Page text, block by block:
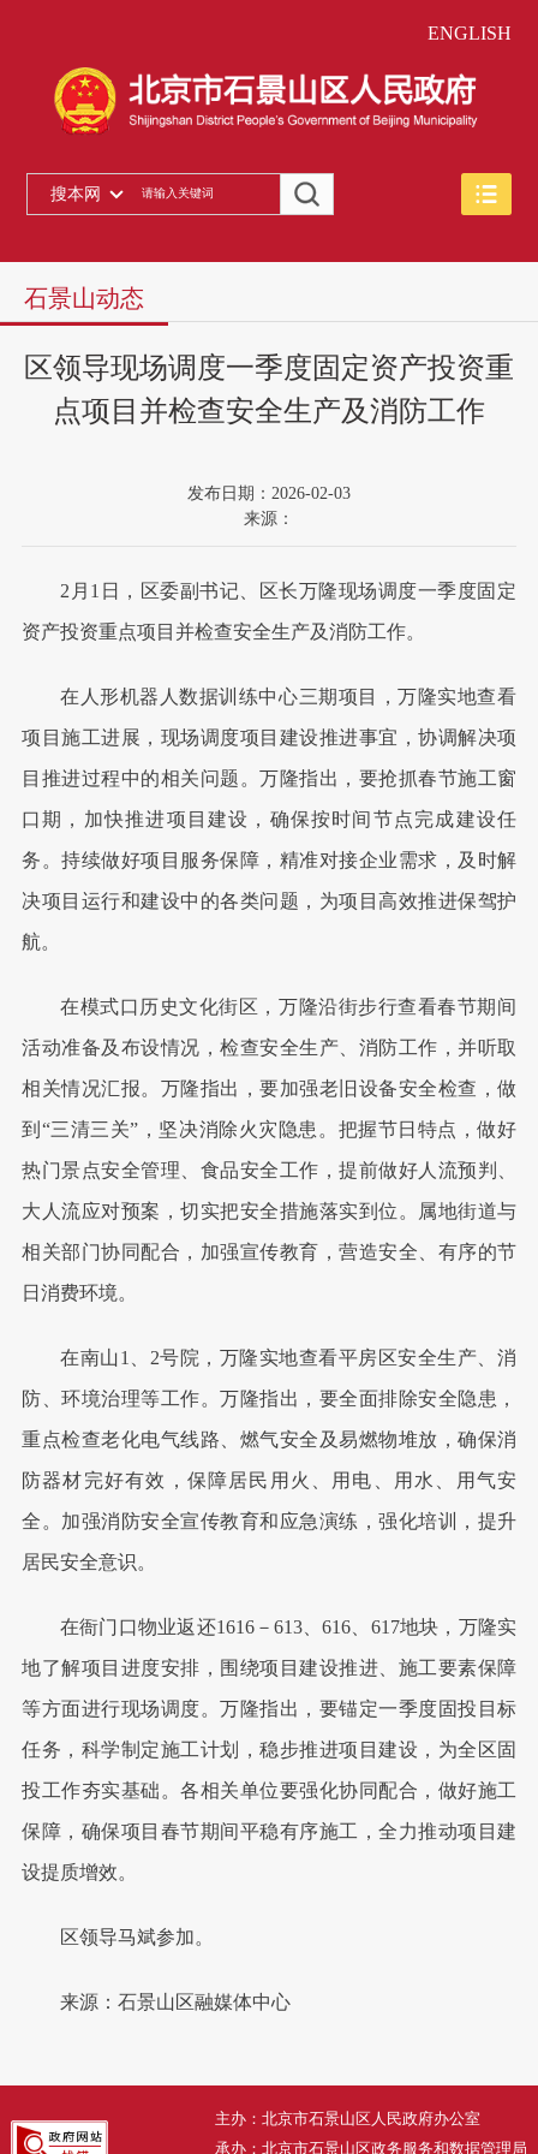
ENGLISH
搜本网
石景山动态
​区领导现场调度一季度固定资产投资重
点项目并检查安全生产及消防工作
发布日期：2026-02-03
来源：
2月1日，区委副书记、区长万隆现场调度一季度固定
资产投资重点项目并检查安全生产及消防工作。
在人形机器人数据训练中心三期项目，万隆实地查看
项目施工进展，现场调度项目建设推进事宜，协调解决项
目推进过程中的相关问题。万隆指出，要抢抓春节施工窗
口期，加快推进项目建设，确保按时间节点完成建设任
务。持续做好项目服务保障，精准对接企业需求，及时解
决项目运行和建设中的各类问题，为项目高效推进保驾护
航。
在模式口历史文化街区，万隆沿街步行查看春节期间
活动准备及布设情况，检查安全生产、消防工作，并听取
相关情况汇报。万隆指出，要加强老旧设备安全检查，做
到“三清三关”，坚决消除火灾隐患。把握节日特点，做好
热门景点安全管理、食品安全工作，提前做好人流预判、
大人流应对预案，切实把安全措施落实到位。属地街道与
相关部门协同配合，加强宣传教育，营造安全、有序的节
日消费环境。
在南山1、2号院，万隆实地查看平房区安全生产、消
防、环境治理等工作。万隆指出，要全面排除安全隐患，
重点检查老化电气线路、燃气安全及易燃物堆放，确保消
防器材完好有效，保障居民用火、用电、用水、用气安
全。加强消防安全宣传教育和应急演练，强化培训，提升
居民安全意识。
在衙门口物业返还1616－613、616、617地块，万隆实
地了解项目进度安排，围绕项目建设推进、施工要素保障
等方面进行现场调度。万隆指出，要锚定一季度固投目标
任务，科学制定施工计划，稳步推进项目建设，为全区固
投工作夯实基础。各相关单位要强化协同配合，做好施工
保障，确保项目春节期间平稳有序施工，全力推动项目建
设提质增效。
区领导马斌参加。
来源：石景山区融媒体中心
主办：北京市石景山区人民政府办公室
承办：北京市石景山区政务服务和数据管理局